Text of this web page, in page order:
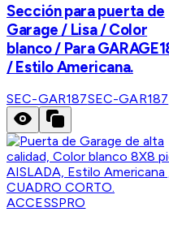
Sección para puerta de
Garage / Lisa / Color
blanco / Para
/ Estilo Americana.
SEC-GAR187SEC-GAR187
ACCESSPRO